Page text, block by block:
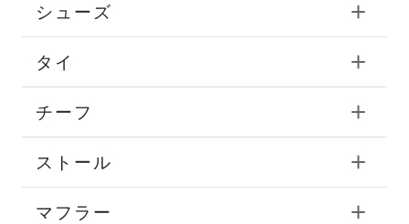
シューズ
タイ
チーフ
ストール
マフラー